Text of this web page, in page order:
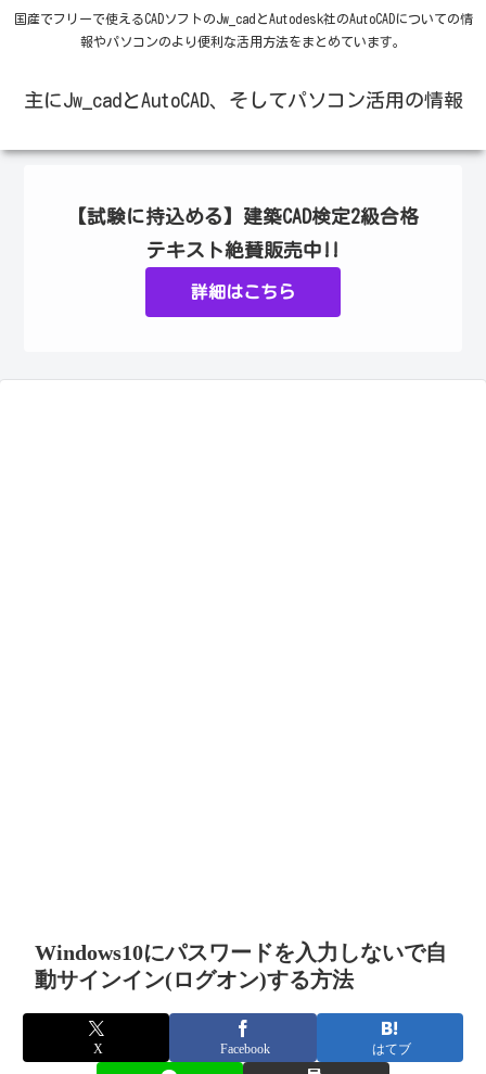
国産でフリーで使えるCADソフトのJw_cadとAutodesk社のAutoCADについての情
報やパソコンのより便利な活用方法をまとめています。
主にJw_cadとAutoCAD、そしてパソコン活用の情報
【試験に持込める】建築CAD検定2級合格
テキスト絶賛販売中!!
詳細はこちら
Windows10にパスワードを入力しないで自
動サインイン(ログオン)する方法
X Facebook はてブ